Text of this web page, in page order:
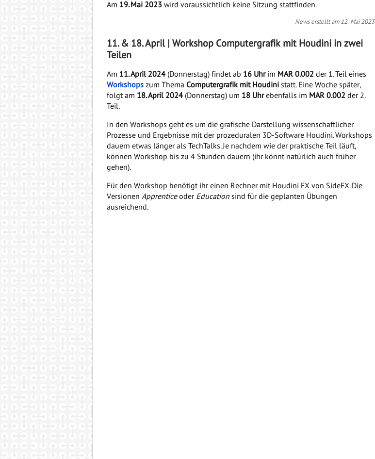
Am 19. Mai 2023 wird voraussichtlich keine Sitzung stattfinden.
News erstellt am 12. Mai 2023
11. & 18. April | Workshop Computergrafik mit Houdini in zwei
Teilen
Am 11. April 2024 (Donnerstag) findet ab 16 Uhrim MAR 0.002 der 1. Teil eines
Workshops zum Thema Computergrafik mit Houdini statt. Eine Woche später,
folgt am 18. April 2024 (Donnerstag) um 18 Uhrebenfalls im MAR 0.002 der 2.
Teil.
In den Workshops geht es um die grafische Darstellung wissenschaftlicher
Prozesse und Ergebnisse mit der prozeduralen 3D-Software Houdini. Workshops
dauern etwas länger als TechTalks. Je nachdem wie der praktische Teil läuft,
können Workshop bis zu 4 Stunden dauern (ihr könnt natürlich auch früher
gehen).
Für den Workshop benötigt ihr einen Rechner mit Houdini FX von SideFX. Die
Versionen Apprenticeoder Education sind für die geplanten Übungen
ausreichend.